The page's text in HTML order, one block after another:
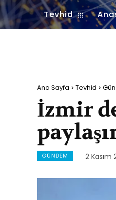
Tevhid
Ana Sayfa Tevhid
İzmir
GÜNDEM 2 Kasım